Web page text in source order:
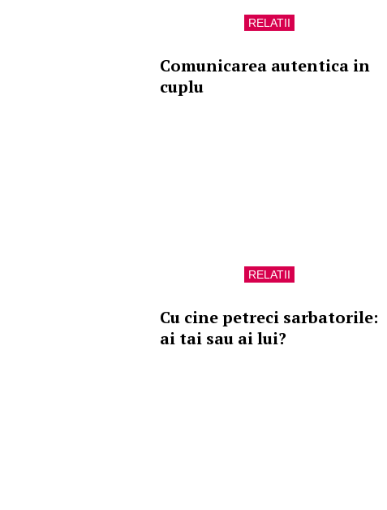
RELATII
Comunicarea autentica in
cuplu
RELATII
Cu cine petreci sarbatorile:
ai tai sau ai lui?